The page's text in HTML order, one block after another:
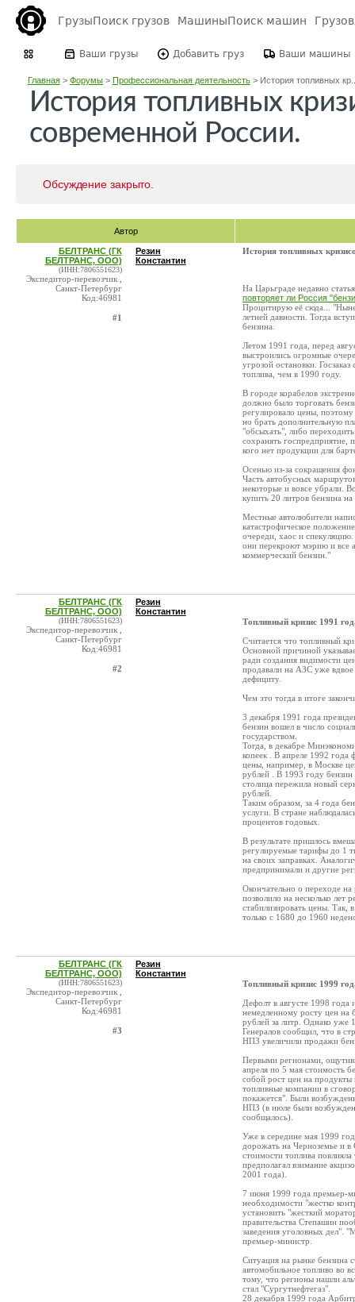
ГрузыПоиск грузов МашиныПоиск машин
Ваши грузы Добавить груз Ваши машины
Главная> Форумы> Профессиональная деятельность> История топливных
История топливных
современной России.
Обсуждение закрыто.
Автор
БЕЛТРАНС (ГК
БЕЛТРАНС, ООО)
(ИНН:7806551623)
Экспедитор-перевозчик ,
Санкт-Петербург
Код:46981
#1
Резин
Константин
История топливных
На Царьграде недавно
повторяет ли Россия
Процитирую её сюда...
летней давности. Тогда
бензина.
Летом 1991 года, перед
выстроились огромные
угрозой остановки.
топлива, чем в 1990 году.
В городе корабелов
должно было торговать
регулировало цены,
но брать дополнительную
"обсыхать", либо
сохранять госпредприятие,
кого нет продукции для
Осенью из-за сокращения
Часть автобусных
некоторые и вовсе убрали.
купить 20 литров бензина
Местные автолюбители
катастрофическое
очереди, хаос и
они перекроют мэрию и все
коммерческий бензин."
БЕЛТРАНС (ГК
БЕЛТРАНС, ООО)
(ИНН:7806551623)
Экспедитор-перевозчик ,
Санкт-Петербург
Код:46981
#2
Резин
Константин
Топливный кризис 1991
Считается что топливный
Основной причиной
ради создания видимости
продавали на АЗС уже вдвое
дефициту.
Чем это тогда в итоге
3 декабря 1991 года
бензин вошел в число
государством.
Тогда, в декабре
копеек . В апреле 1992 года
цены, например, в Москве
рублей . В 1993 году
столица пережила новый
рублей.
Таким образом, за 4 года
услуги. В стране
процентов годовых.
В результате пришлось
регулируемые тарифы до 1
на своих заправках.
предпринимали и другие
Окончательно о переходе
позволило на несколько
стабилизировать цены. Так,
только с 1680 до 1960
БЕЛТРАНС (ГК
БЕЛТРАНС, ООО)
(ИНН:7806551623)
Экспедитор-перевозчик ,
Санкт-Петербург
Код:46981
#3
Резин
Константин
Топливный кризис 1999
Дефолт в августе 1998 года
немедленному росту цен на
рублей за литр. Однако уже
Генералов сообщил, что в
НПЗ увеличили продажи
Первыми регионами,
апреля по 5 мая стоимость
собой рост цен на продукты
топливные компании в
покажется". Были
НПЗ (в июле были
сообщалось).
Уже в середине мая 1999
дорожать на Черноземье и
стоимости топлива
предполагал взимание
2001 года).
7 июня 1999 года премьер-
необходимости "жестко
установить "жесткий
правительства Степашин
заведения уголовных дел".
премьер-министр.
Ситуация на рынке бензина
автомобильное топливо во
тому, что регионы нашли
стал "Сургутнефтегаз".
28 декабря 1999 года